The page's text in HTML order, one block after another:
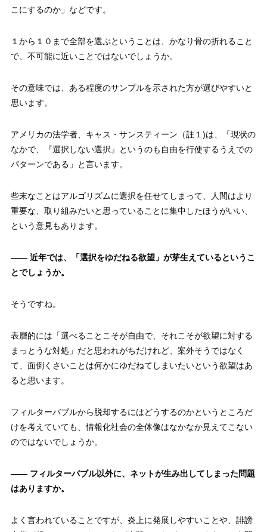
こにするのか」などです。
１から１０まで全部を選ぶということは、かなり骨の折れること
で、不可能に近いことではないでしょうか。
その意味では、ある程度のサンプルを示された方が選びやすいと
思います。
アメリカの法学者、キャス・サンスティーン（註１)は、「現状の
なかで、『選択しない選択』というのも自由を行使するうえでの
パターンである」と言います。
些末なことはアルゴリズムに選択を任せてしまって、人間はより
重要な、取り組みたいと思っていることに集中したほうがいい、
という意見もあります。
—— 近年では、「選択をゆだねる欲望」が芽生えているというこ
とでしょうか。
そうですね。
表層的には「選べることこそが自由で、それこそが欲望に対する
まっとうな対処」だと思われがちだけれど、案外そうではなく
て、面倒くさいことは何かにゆだねてしまいたいという欲望はあ
ると思います。
フィルターバブルから脱却するにはどうするのかというところだ
けを考えていても、情報化社会の全体像はなかなか見えてこない
のではないでしょうか。
—— フィルターバブル以外に、ネットが生み出してしまった問題
はありますか。
よく言われていることですが、炎上に発展しやすいことや、誹謗